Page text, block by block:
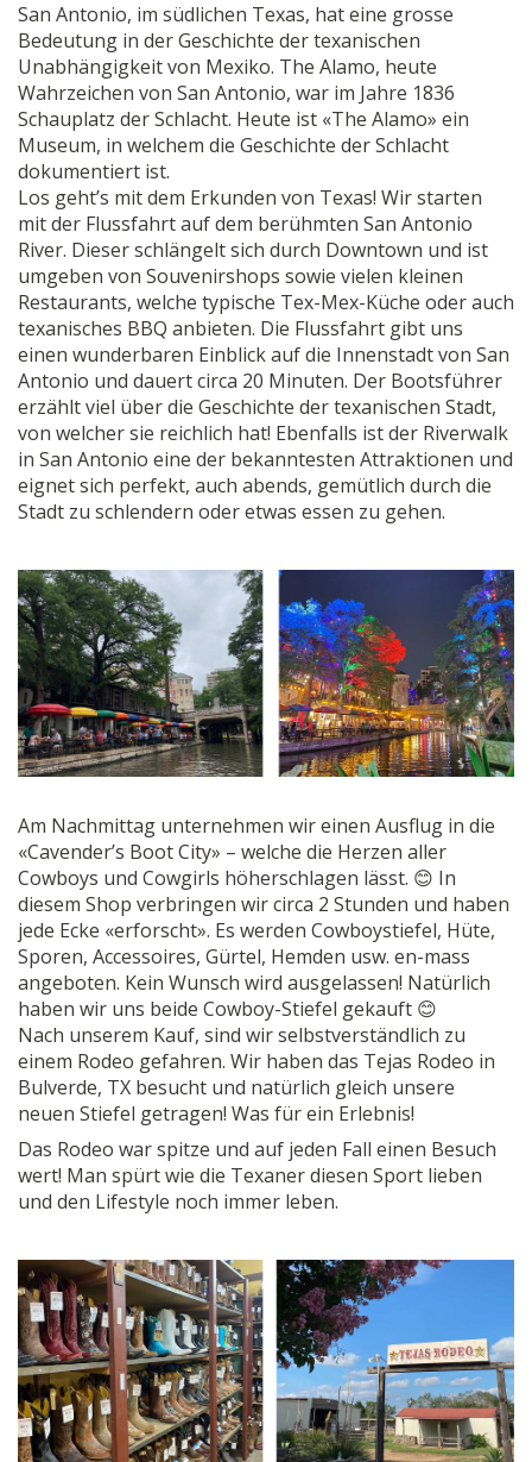
San Antonio, im südlichen Texas, hat eine grosse
Bedeutung in der Geschichte der texanischen
Unabhängigkeit von Mexiko. The Alamo, heute
Wahrzeichen von San Antonio, war im Jahre 1836
Schauplatz der Schlacht. Heute ist «The Alamo» ein
Museum, in welchem die Geschichte der Schlacht
dokumentiert ist.
Los geht’s mit dem Erkunden von Texas! Wir starten
mit der Flussfahrt auf dem berühmten San Antonio
River. Dieser schlängelt sich durch Downtown und ist
umgeben von Souvenirshops sowie vielen kleinen
Restaurants, welche typische Tex-Mex-Küche oder auch
texanisches BBQ anbieten. Die Flussfahrt gibt uns
einen wunderbaren Einblick auf die Innenstadt von San
Antonio und dauert circa 20 Minuten. Der Bootsführer
erzählt viel über die Geschichte der texanischen Stadt,
von welcher sie reichlich hat! Ebenfalls ist der Riverwalk
in San Antonio eine der bekanntesten Attraktionen und
eignet sich perfekt, auch abends, gemütlich durch die
Stadt zu schlendern oder etwas essen zu gehen.
Am Nachmittag unternehmen wir einen Ausflug in die
«Cavender’s Boot City» – welche die Herzen aller
Cowboys und Cowgirls höherschlagen lässt. 😊 In
diesem Shop verbringen wir circa 2 Stunden und haben
jede Ecke «erforscht». Es werden Cowboystiefel, Hüte,
Sporen, Accessoires, Gürtel, Hemden usw. en-mass
angeboten. Kein Wunsch wird ausgelassen! Natürlich
haben wir uns beide Cowboy-Stiefel gekauft 😊
Nach unserem Kauf, sind wir selbstverständlich zu
einem Rodeo gefahren. Wir haben das Tejas Rodeo in
Bulverde, TX besucht und natürlich gleich unsere
neuen Stiefel getragen! Was für ein Erlebnis!
Das Rodeo war spitze und auf jeden Fall einen Besuch
wert! Man spürt wie die Texaner diesen Sport lieben
und den Lifestyle noch immer leben.